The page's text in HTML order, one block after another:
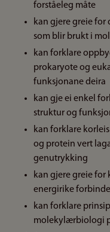
forståeleg måte
kan gjere greie for
som blir brukt i
kan forklare
prokaryote og
funksjonane deira
kan gje ei enkel
struktur og
kan forklare
og protein vert
genutrykking
kan gjere greie for
energirike
kan forklare
molekylærbiologi